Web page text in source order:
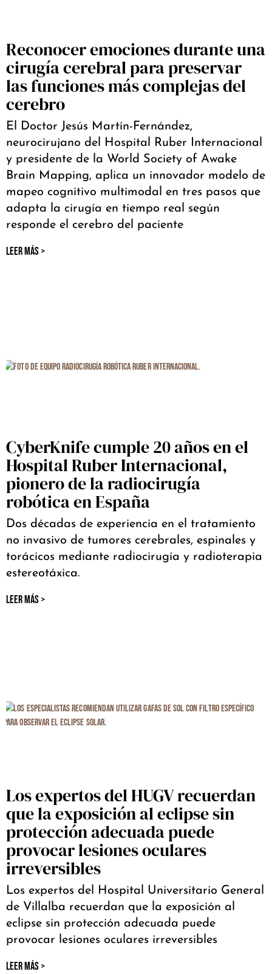
Reconocer emociones durante una
cirugía cerebral para preservar
las funciones más complejas del
cerebro
El Doctor Jesús Martín-Fernández,
neurocirujano del Hospital Ruber Internacional
y presidente de la World Society of Awake
Brain Mapping, aplica un innovador modelo de
mapeo cognitivo multimodal en tres pasos que
adapta la cirugía en tiempo real según
responde el cerebro del paciente
LEER MÁS >
CyberKnife cumple 20 años en el
Hospital Ruber Internacional,
pionero de la radiocirugía
robótica en España
Dos décadas de experiencia en el tratamiento
no invasivo de tumores cerebrales, espinales y
torácicos mediante radiocirugía y radioterapia
estereotáxica.
LEER MÁS >
Los expertos del HUGV recuerdan
que la exposición al eclipse sin
protección adecuada puede
provocar lesiones oculares
irreversibles
Los expertos del Hospital Universitario General
de Villalba recuerdan que la exposición al
eclipse sin protección adecuada puede
provocar lesiones oculares irreversibles
LEER MÁS >